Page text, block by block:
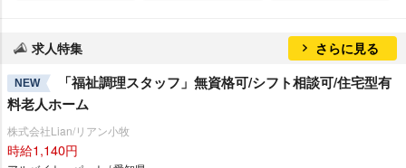
求人特集 さらに見る
NEW
「福祉調理スタッフ」無資格可/シフト相談可/住宅型有
料老人ホーム
株式会社Lian/リアン小牧
時給1,140円